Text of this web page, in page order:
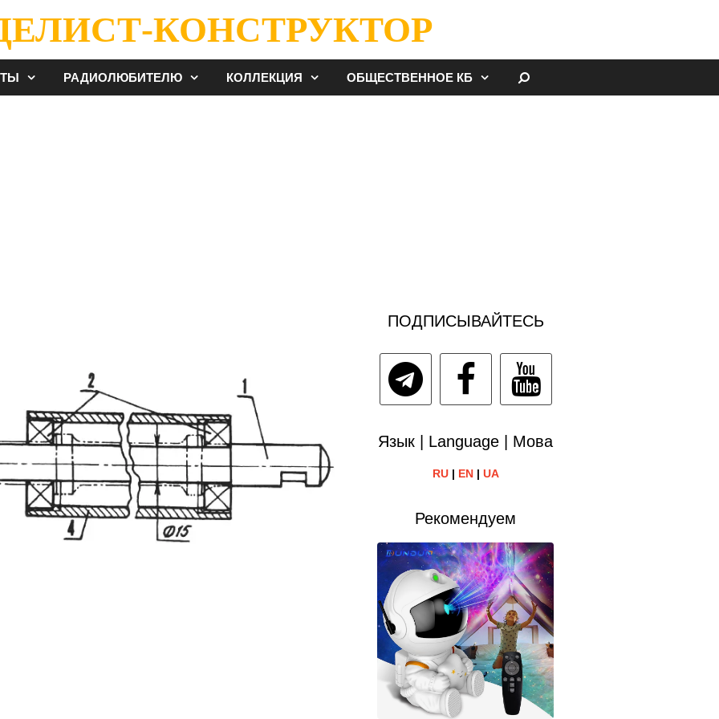
КОНСТРУКТОР
РАДИОЛЮБИТЕЛЮ КОЛЛЕКЦИЯ ОБЩЕСТВЕННОЕ КБ
ПОДПИСЫВАЙТЕСЬ
Язык | Language | Мова
RU| EN| UA
Рекомендуем